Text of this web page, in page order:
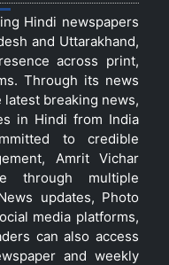
Hindi newspapers
and Uttarakhand,
across print,
Through its news
breaking news,
in Hindi from India
to credible
Amrit Vichar
through multiple
updates, Photo
media platforms,
can also access
and weekly